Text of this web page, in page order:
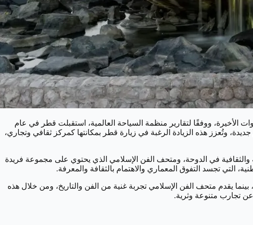
الأخيرة، ووفقًا لتقارير منظمة السياحة العالمية، استقبلت قطر في عام
جديدة، وتُعزز هذه الزيادة الرغبة في زيارة قطر بمكانتها كمركز ثقافي وتجاري،
والثقافية في الدوحة، ومتحف الفن الإسلامي الذي يحتوي على مجموعة فريدة
التي تجسد التفوق المعماري والاهتمام بالثقافة والمعرفة.
يقدم متحف الفن الإسلامي تجربة غنية من الفن والتاريخ، ومن خلال هذه
عن تجارب متنوعة وثرية.